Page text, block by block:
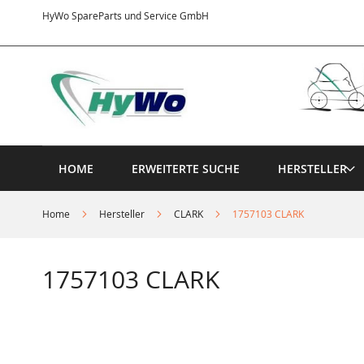
HyWo SpareParts und Service GmbH
Inhalt
HOME ERWEITERTE SUCHE HERSTELLER
Home Hersteller CLARK 1757103 CLARK
1757103 CLARK